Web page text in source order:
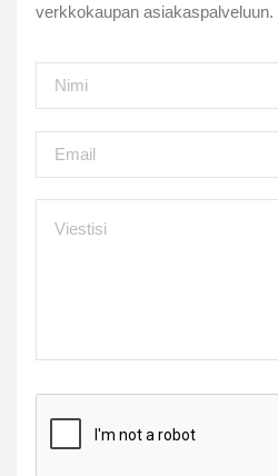
verkkokaupan asiakaspalveluun.